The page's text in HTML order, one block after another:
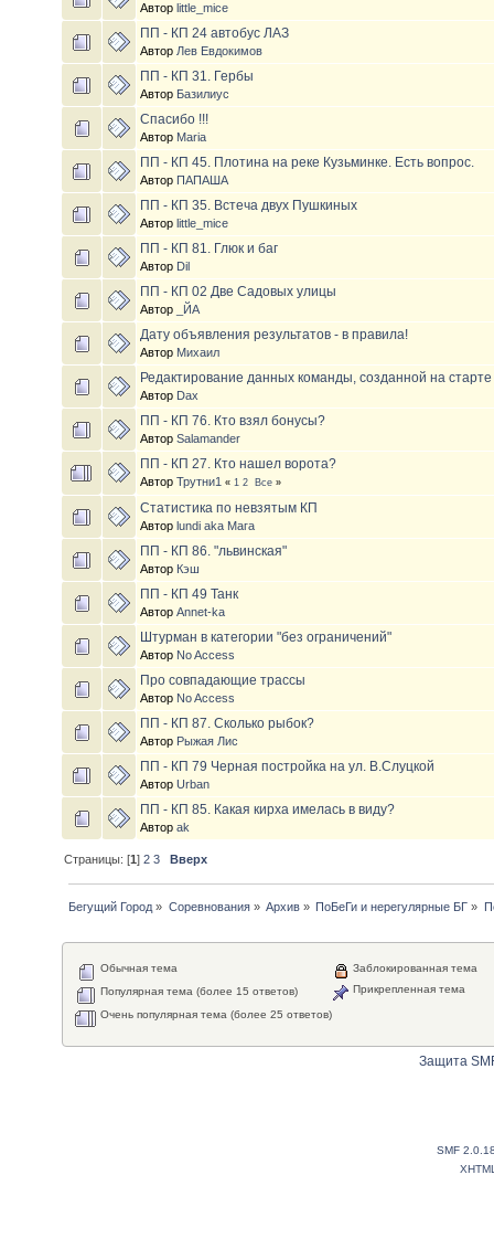
Автор little_mice
ПП - КП 24 автобус ЛАЗ
АвторЛев Евдокимов
ПП - КП 31. Гербы
Автор Базилиус
Спасибо !!!
Автор Maria
ПП - КП 45. Плотина на реке Кузьминке. Есть вопрос.
Автор ПАПАША
ПП - КП 35. Встеча двух Пушкиных
Автор little_mice
ПП - КП 81. Глюк и баг
Автор Dil
ПП - КП 02 Две Садовых улицы
Автор _ЙА
Дату объявления результатов - в правила!
Автор Михаил
Редактирование данных команды, созданной на старте
Автор Dax
ПП - КП 76. Кто взял бонусы?
АвторSalamander
ПП - КП 27. Кто нашел ворота?
АвторТрутни1 «1 2 Все »
Статистика по невзятым КП
Автор lundi aka Мага
ПП - КП 86. "львинская"
Автор Кэш
ПП - КП 49 Танк
АвторAnnet-ka
Штурман в категории "без ограничений"
Автор No Access
Про совпадающие трассы
Автор No Access
ПП - КП 87. Сколько рыбок?
Автор Рыжая Лис
ПП - КП 79 Черная постройка на ул. В.Слуцкой
АвторUrban
ПП - КП 85. Какая кирха имелась в виду?
Авторak
Страницы: [1]2 3 Вверх
Бегущий Город » Соревнования» Архив » ПоБеГи и нерегулярные БГ »
Обычная тема
Популярная тема (более 15 ответов)
Очень популярная тема (более 25 ответов)
Заблокированная тема
Прикрепленная тема
Защита
SMF